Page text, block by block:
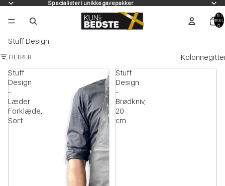
Specialister i unikke gavepakker
VARER I
0
Stuff Design
FILTRER
Stuff
Design
-
Læder
Forklæde,
Sort
Stuff
Design
-
Brødkniv,
20
cm